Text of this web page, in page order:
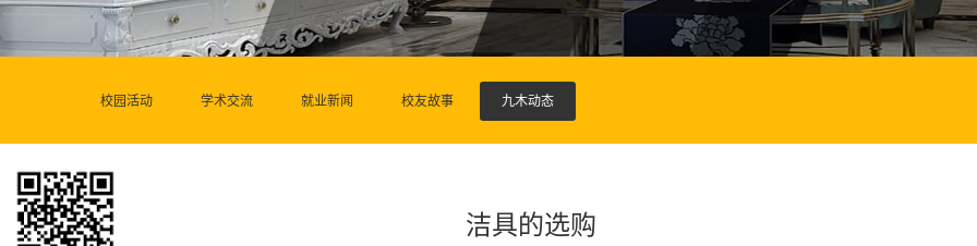
校园活动 学术交流 就业新闻 校友故事 九木动态
洁具的选购